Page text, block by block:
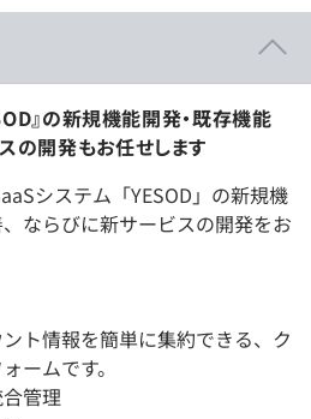
』の新規機能開発・既存機能
の開発もお任せします
システム「YESOD」の新規機
ならびに新サービスの開発をお
ト情報を簡単に集約できる、ク
ームです。
管理